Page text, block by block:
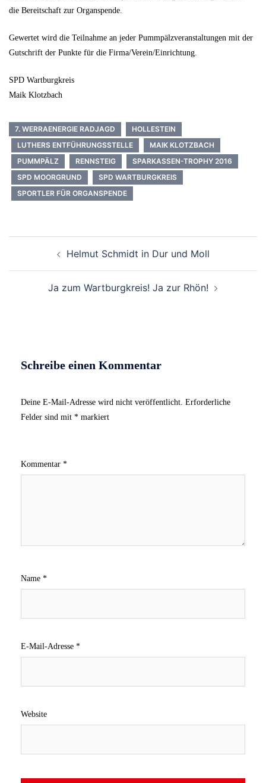
die Bereitschaft zur Organspende.
Gewertet wird die Teilnahme an jeder Pummpälzveranstaltungen mit der
Gutschrift der Punkte für die Firma/Verein/Einrichtung.
SPD Wartburgkreis
Maik Klotzbach
7. WERRAENERGIE RADJAGD
HOLLESTEIN
LUTHERS ENTFÜHRUNGSSTELLE
MAIK KLOTZBACH
PUMMPÄLZ
RENNSTEIG
SPARKASSEN-TROPHY 2016
SPD MOORGRUND
SPD WARTBURGKREIS
SPORTLER FÜR ORGANSPENDE
NavigationHelmut Schmidt in Dur und Moll
Ja zum Wartburgkreis! Ja zur Rhön!
Schreibe einen Kommentar
Deine E-Mail-Adresse wird nicht veröffentlicht. Erforderliche
Felder sind mit * markiert
Kommentar *
Name *
E-Mail-Adresse *
Website